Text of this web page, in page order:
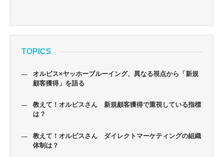
TOPICS
オルビス×ヤッホーブルーイング、異なる視点から「新規
顧客獲得」を語る
教えて！オルビスさん 新規顧客獲得で重視している指標
は？
教えて！オルビスさん ダイレクトマーケティングの組織
体制は？